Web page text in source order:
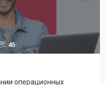
45
операционных